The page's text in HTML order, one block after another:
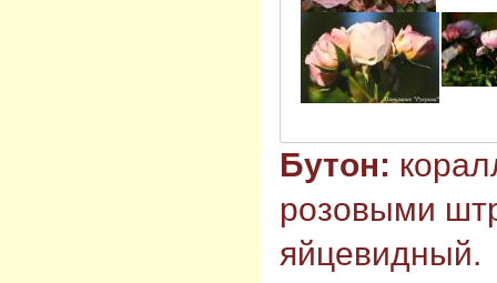
Бутон:
розовыми
яйцевидный.